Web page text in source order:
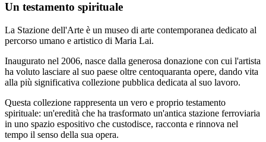
Un testamento spirituale
La Stazione dell'Arte è un museo di arte contemporanea dedicato al
percorso umano e artistico di Maria Lai.
Inaugurato nel 2006, nasce dalla generosa donazione con cui l'artista
ha voluto lasciare al suo paese oltre centoquaranta opere, dando vita
alla più significativa collezione pubblica dedicata al suo lavoro.
Questa collezione rappresenta un vero e proprio testamento
spirituale: un'eredità che ha trasformato un'antica stazione ferroviaria
in uno spazio espositivo che custodisce, racconta e rinnova nel
tempo il senso della sua opera.